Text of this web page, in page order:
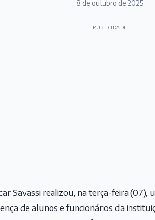
8 de outubro de 2025
PUBLICIDADE
Savassi realizou, na terça-feira (07),
de alunos e funcionários da